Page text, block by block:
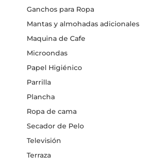
Ganchos para Ropa
Mantas y almohadas adicionales
Maquina de Cafe
Microondas
Papel Higiénico
Parrilla
Plancha
Ropa de cama
Secador de Pelo
Televisión
Terraza